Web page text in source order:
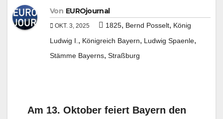
Von EUROjournal
OKT. 3, 2025 1825, Bernd Posselt, König
Ludwig I., Königreich Bayern, Ludwig Spaenle,
Stämme Bayerns, Straßburg
Am 13. Oktober feiert Bayern den